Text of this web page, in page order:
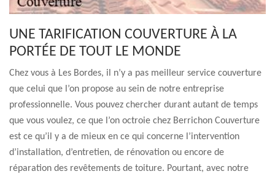
UNE TARIFICATION COUVERTURE À LA
PORTÉE DE TOUT LE MONDE
Chez vous à Les Bordes, il n’y a pas meilleur service couverture
que celui que l’on propose au sein de notre entreprise
professionnelle. Vous pouvez chercher durant autant de temps
que vous voulez, ce que l’on octroie chez Berrichon Couverture
est ce qu’il y a de mieux en ce qui concerne l’intervention
d’installation, d’entretien, de rénovation ou encore de
réparation des revêtements de toiture. Pourtant, avec notre